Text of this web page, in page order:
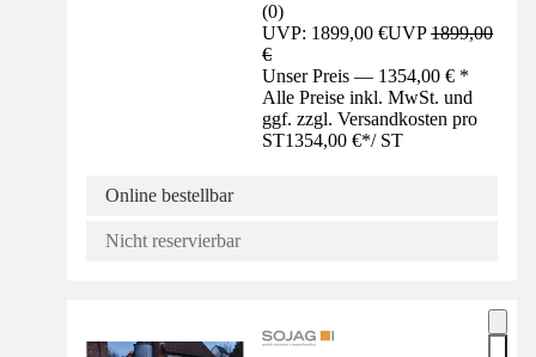
(0)
UVP: 1899,00 €UVP1899,00
€
Unser Preis — 1354,00 € *
Alle Preise inkl. MwSt. und
ggf. zzgl. Versandkosten pro
ST1354,00 €*/ ST
Online bestellbar
Nicht reservierbar